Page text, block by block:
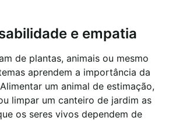
e empatia
de plantas, animais ou mesmo
aprendem a importância da
um animal de estimação,
limpar um canteiro de jardim as
os seres vivos dependem de